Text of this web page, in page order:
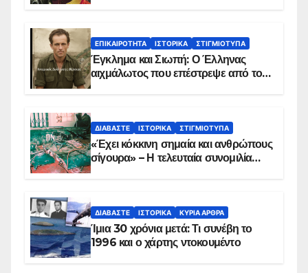
ΕΠΙΚΑΙΡΌΤΗΤΑ ΙΣΤΟΡΙΚΆ ΣΤΙΓΜΙΌΤΥΠΑ
Έγκλημα και Σιωπή: Ο Έλληνας
αιχμάλωτος που επέστρεψε από το
ΔΙΑΒΆΣΤΕ ΙΣΤΟΡΙΚΆ ΣΤΙΓΜΙΌΤΥΠΑ
«Έχει κόκκινη σημαία και ανθρώπους
σίγουρα» – Η τελευταία συνομιλία
ΔΙΑΒΆΣΤΕ ΙΣΤΟΡΙΚΆ ΚΥΡΙΑ ΑΡΘΡΑ
Ίμια 30 χρόνια μετά: Τι συνέβη το
1996 και ο χάρτης ντοκουμέντο